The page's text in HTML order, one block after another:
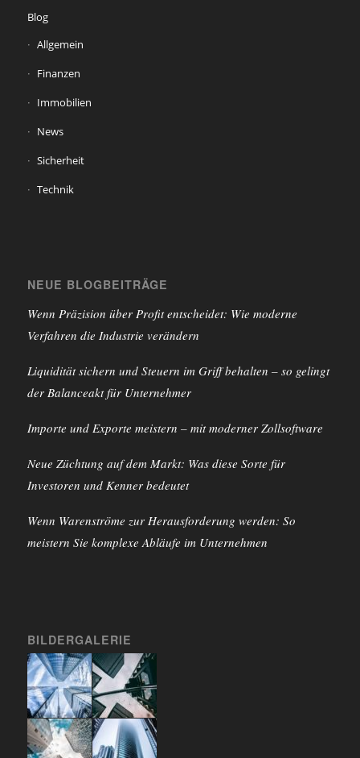
Blog
Allgemein
Finanzen
Immobilien
News
Sicherheit
Technik
NEUE BLOGBEITRÄGE
Wenn Präzision über Profit entscheidet: Wie moderne
Verfahren die Industrie verändern
Liquidität sichern und Steuern im Griff behalten – so gelingt
der Balanceakt für Unternehmer
Importe und Exporte meistern – mit moderner Zollsoftware
Neue Züchtung auf dem Markt: Was diese Sorte für
Investoren und Kenner bedeutet
Wenn Warenströme zur Herausforderung werden: So
meistern Sie komplexe Abläufe im Unternehmen
BILDERGALERIE